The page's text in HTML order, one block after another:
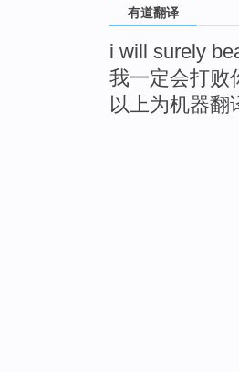
有道翻译
i will surely
我一定会打败
以上为机器